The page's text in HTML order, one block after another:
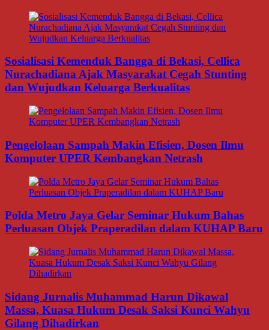
Sosialisasi Kemenduk Bangga di Bekasi, Cellica
Nurachadiana Ajak Masyarakat Cegah Stunting
dan Wujudkan Keluarga Berkualitas
Pengelolaan Sampah Makin Efisien, Dosen Ilmu
Komputer UPER Kembangkan Netrash
Polda Metro Jaya Gelar Seminar Hukum Bahas
Perluasan Objek Praperadilan dalam KUHAP Baru
Sidang Jurnalis Muhammad Harun Dikawal
Massa, Kuasa Hukum Desak Saksi Kunci Wahyu
Gilang Dihadirkan